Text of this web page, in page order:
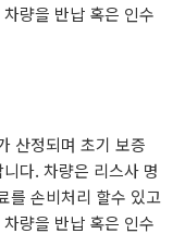
량을 반납 혹은 인수
산정되며 초기 보증
다. 차량은 리스사 명
를 손비처리 할수 있고
량을 반납 혹은 인수